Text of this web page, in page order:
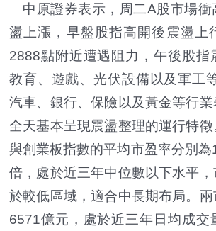
中原證券表示，周二A股市場衝
盪上漲，早盤股指高開後震盪上
2888點附近遭遇阻力，午後股指
教育、遊戲、光伏設備以及軍工
汽車、銀行、保險以及黃金等行
全天基本呈現震盪整理的運行特
與創業板指數的平均市盈率分別
倍，處於近三年中位數以下水平
於較低區域，適合中長期布局。
6571億元，處於近三年日均成交